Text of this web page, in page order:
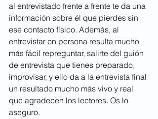
al entrevistado frente a frente te da una
información sobre él que pierdes sin
ese contacto físico. Además, al
entrevistar en persona resulta mucho
más fácil repreguntar, salirte del guión
de entrevista que tienes preparado,
improvisar, y ello da a la entrevista final
un resultado mucho más vivo y real
que agradecen los lectores. Os lo
aseguro.